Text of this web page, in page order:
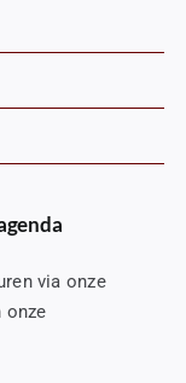
via onze
onze